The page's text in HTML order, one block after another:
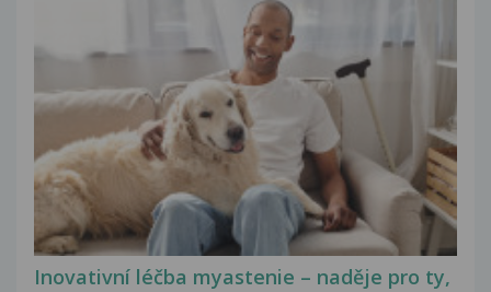
Inovativní léčba myastenie – naděje pro ty,